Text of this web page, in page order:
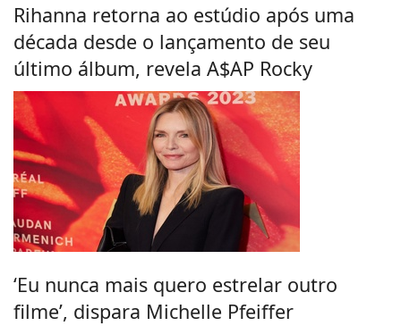
Rihanna retorna ao estúdio após uma
década desde o lançamento de seu
último álbum, revela A$AP Rocky
‘Eu nunca mais quero estrelar outro
filme’, dispara Michelle Pfeiffer